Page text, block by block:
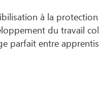
à la
du travail
parfait entre